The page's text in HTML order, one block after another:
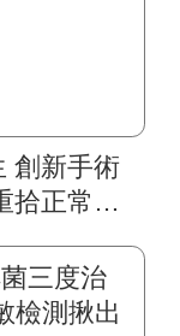
創新手術
拾正常生